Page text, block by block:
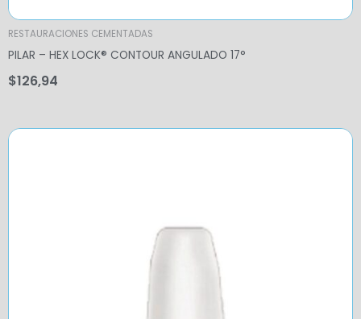
RESTAURACIONES CEMENTADAS
PILAR – HEX LOCK® CONTOUR ANGULADO 17°
$126,94